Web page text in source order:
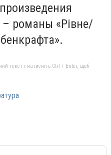
романы «Рівне/
текст і натисніть Ctrl + Enter, щоб